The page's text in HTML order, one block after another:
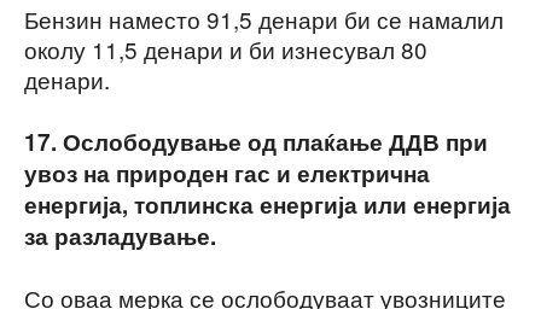
Бензин наместо 91,5 денари би се намалил
околу 11,5 денари и би изнесувал 80
денари.
17. Ослободување од плаќање ДДВ при
увоз на природен гас и електрична
енергија, топлинска енергија или енергија
за разладување.
Со оваа мерка се ослободуваат увозниците